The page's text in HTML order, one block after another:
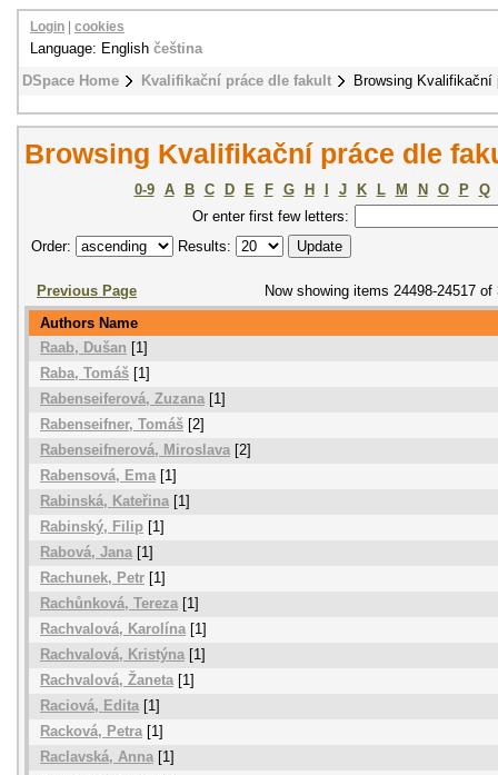
DSpace Home Kvalifikační práce dle fakult Browsing
Login cookies
Language: English čeština
Browsing Kvalifikační práce dle
0-9 A B C D E F G H J K L M N O P
Q
Or enter first few letters:
Order:
Results:
Previous Page
Now showing items 24498-24517 of
Authors Name
Raab, Dušan [1]
Raba, Tomáš [1]
Rabenseiferová, Zuzana [1]
Rabenseifner, Tomáš [2]
Rabenseifnerová, Miroslava [2]
Rabensová, Ema[1]
Rabinská, Kateřina [1]
Rabinský, Filip [1]
Rabová, Jana [1]
Rachunek, Petr [1]
Rachůnková, Tereza [1]
Rachvalová, Karolína[1]
Rachvalová, Kristýna [1]
Rachvalová, Žaneta[1]
Raciová, Edita [1]
Racková, Petra[1]
Raclavská, Anna [1]